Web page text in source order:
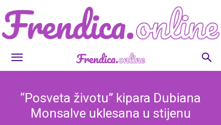
Frendica.online
“Posveta životu” kipara Dubiana
Monsalve uklesana u stijenu